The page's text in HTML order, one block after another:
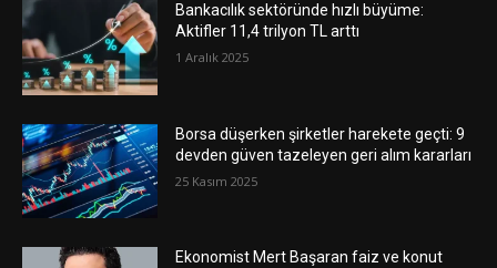
Bankacılık sektöründe hızlı büyüme:
Aktifler 11,4 trilyon TL arttı
1 Aralık 2025
Borsa düşerken şirketler harekete geçti: 9
devden güven tazeleyen geri alım kararları
25 Kasım 2025
Ekonomist Mert Başaran faiz ve konut